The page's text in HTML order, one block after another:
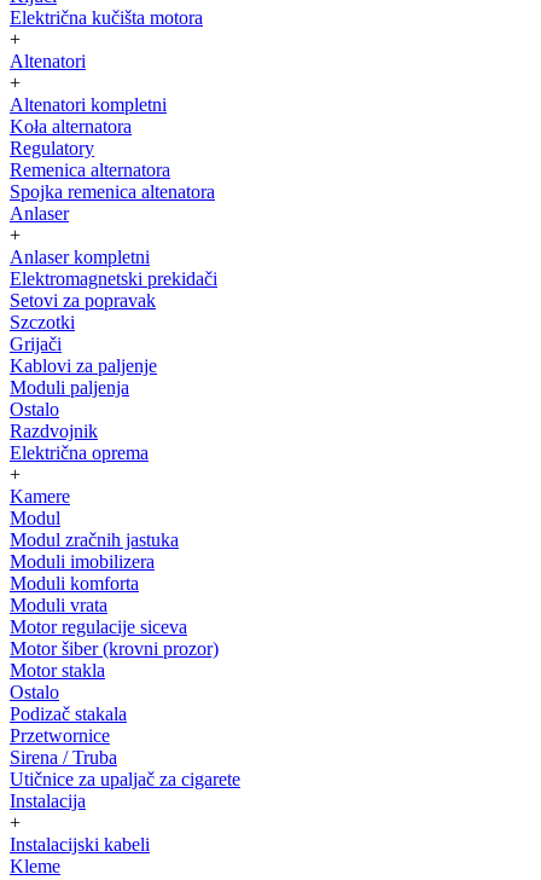
Električna kučišta motora
+
Altenatori
+
Altenatori kompletni
Koła alternatora
Regulatory
Remenica alternatora
Spojka remenica altenatora
Anlaser
+
Anlaser kompletni
Elektromagnetski prekidači
Setovi za popravak
Szczotki
Grijači
Kablovi za paljenje
Moduli paljenja
Ostalo
Razdvojnik
Električna oprema
+
Kamere
Modul
Modul zračnih jastuka
Moduli imobilizera
Moduli komforta
Moduli vrata
Motor regulacije siceva
Motor šiber (krovni prozor)
Motor stakla
Ostalo
Podizač stakala
Przetwornice
Sirena / Truba
Utičnice za upaljač za cigarete
Instalacija
+
Instalacijski kabeli
Kleme